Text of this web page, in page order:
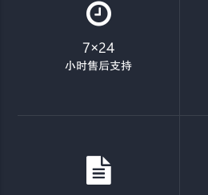
7×24
小时售后支持